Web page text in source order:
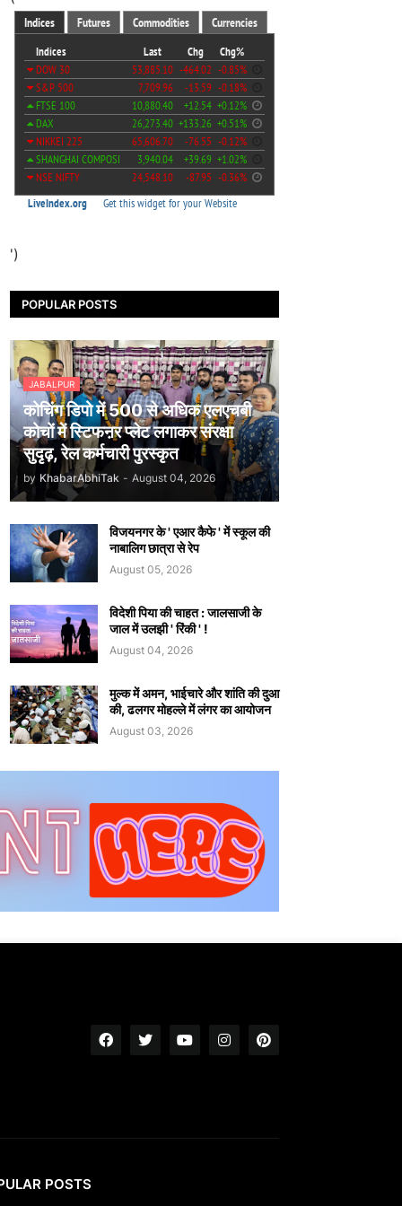
')
POPULAR POSTS
JABALPUR
कोचिंग डिपो में 500 से अधिक एलएचबी
कोचों में स्टिफऩर प्लेट लगाकर संरक्षा
सुदृढ़, रेल कर्मचारी पुरस्कृत
by KhabarAbhiTak - August 04, 2026
विजयनगर के ' एआर कैफे ' में स्कूल की
नाबालिग छात्रा से रेप
August 05, 2026
विदेशी पिया की चाहत : जालसाजी के
जाल में उलझी ' रिंकी ' !
August 04, 2026
मुल्क में अमन, भाईचारे और शांति की दुआ
की, ढलगर मोहल्ले में लंगर का आयोजन
August 03, 2026
POSTS